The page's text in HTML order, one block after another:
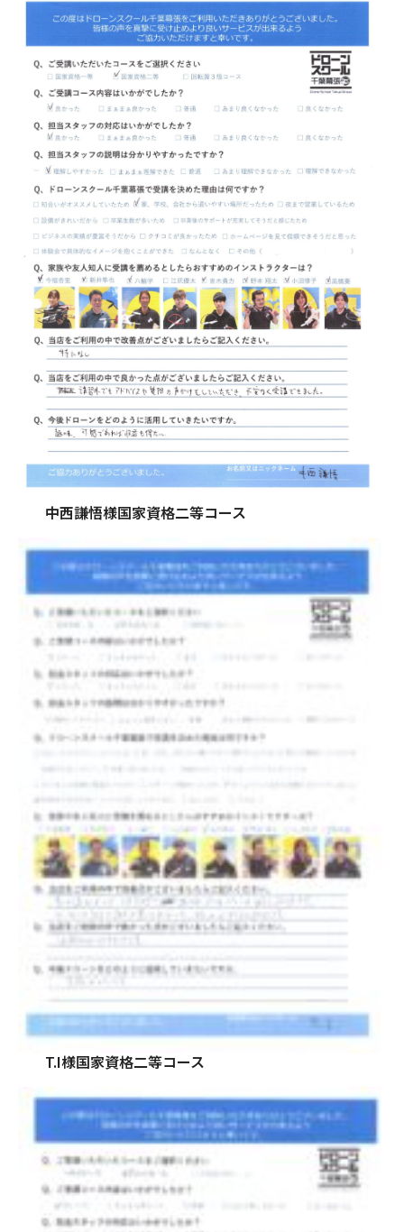
中西謙悟様国家資格二等コース
T.I様国家資格二等コース